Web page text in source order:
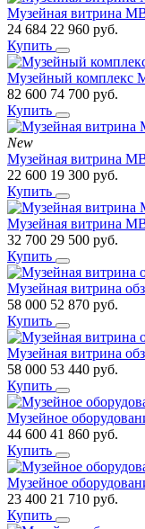
Музейная витрина
24 684 22 960 руб.
Купить
Музейный комплекс
82 600 74 700 руб.
Купить
New
Музейная витрина
22 600 19 300 руб.
Купить
Музейная витрина
32 700 29 500 руб.
Купить
Музейная витрина
58 000 52 870 руб.
Купить
Музейная витрина
58 000 53 440 руб.
Купить
Музейное
44 600 41 860 руб.
Купить
Музейное
23 400 21 710 руб.
Купить